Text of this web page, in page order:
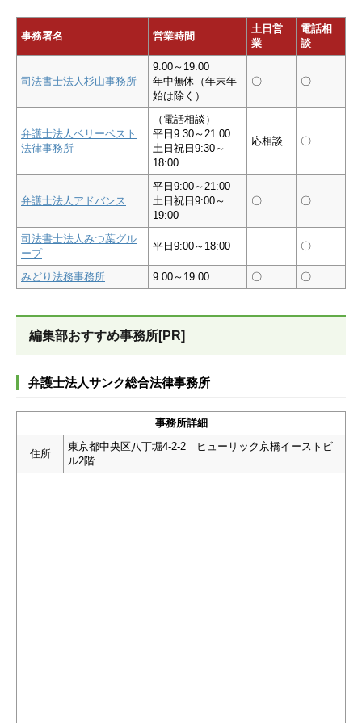
事務署名 営業時間
土日営
業
電話相
談
司法書士法人杉山事務所
9:00～19:00
年中無休（年末年
始は除く）
〇 〇
弁護士法人ベリーベスト
法律事務所
（電話相談）
平日9:30～21:00
土日祝日9:30～
18:00
応相談 〇
弁護士法人アドバンス
平日9:00～21:00
土日祝日9:00～
19:00
〇 〇
司法書士法人みつ葉グル
ープ
平日9:00～18:00 〇
みどり法務事務所 9:00～19:00 〇 〇
編集部おすすめ事務所[PR]
弁護士法人サンク総合法律事務所
事務所詳細
住所
東京都中央区八丁堀4-2-2 ヒューリック京橋イーストビ
ル2階